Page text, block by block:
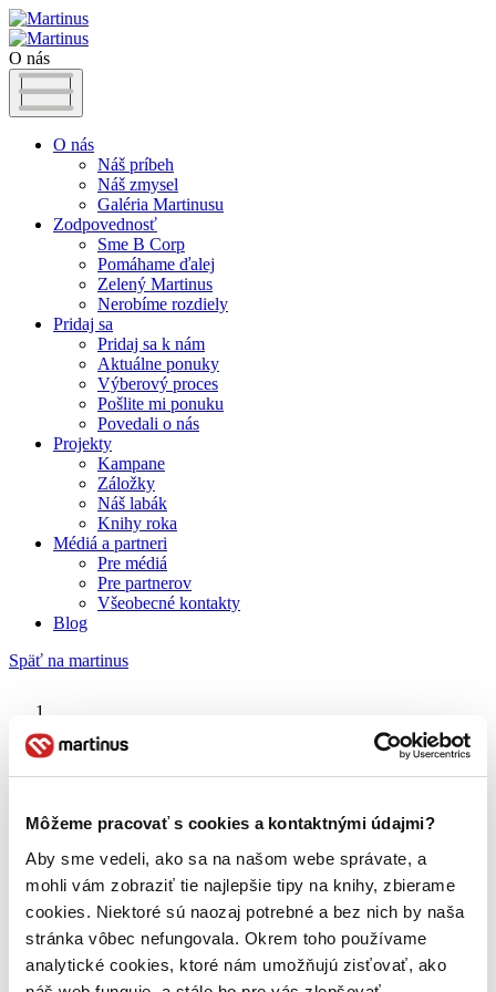
Môžeme pracovať s cookies a kontaktnými údajmi?
Aby sme vedeli, ako sa na našom webe správate, a
mohli vám zobraziť tie najlepšie tipy na knihy, zbierame
cookies. Niektoré sú naozaj potrebné a bez nich by naša
stránka vôbec nefungovala. Okrem toho používame
analytické cookies, ktoré nám umožňujú zisťovať, ako
O nás
O nás
Náš príbeh
Náš zmysel
Galéria Martinusu
Zodpovednosť
Sme B Corp
Pomáhame ďalej
Zelený Martinus
Nerobíme rozdiely
Pridaj sa
Pridaj sa k nám
Aktuálne ponuky
Výberový proces
Pošlite mi ponuku
Povedali o nás
Projekty
Kampane
Záložky
Náš labák
Knihy roka
Médiá a partneri
Pre médiá
Pre partnerov
Všeobecné kontakty
Blog
Späť na martinus
Robert Frost
O nás
Náš príbeh
Galéria Martinusu
Zodpovednosť
Sme B Corp